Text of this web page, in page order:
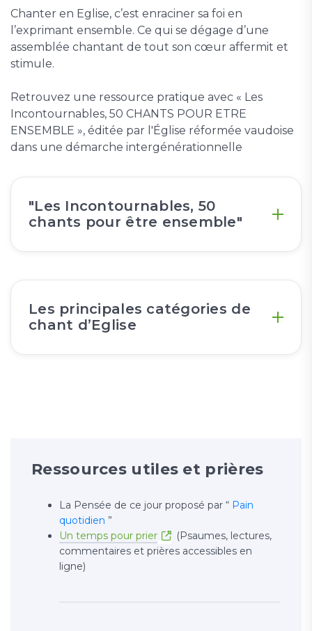
Chanter en Eglise, c’est enraciner sa foi en
l’exprimant ensemble. Ce qui se dégage d’une
assemblée chantant de tout son cœur affermit et
stimule.
Retrouvez une ressource pratique avec « Les
Incontournables, 50 CHANTS POUR ETRE
ENSEMBLE », éditée par l'Église réformée vaudoise
dans une démarche intergénérationnelle
"Les Incontournables, 50
chants pour être ensemble"
Les principales catégories de
chant d’Eglise
Ressources utiles et prières
La Pensée de ce jour proposé par “ Pain
quotidien ”
Un temps pour prier
(Psaumes, lectures,
commentaires et prières accessibles en
ligne)